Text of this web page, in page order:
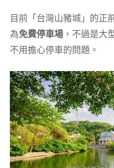
目前「台灣山豬城」的正
為免費停車場 ，不過是大
不用擔心停車的問題。